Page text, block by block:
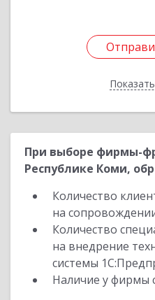
При выборе фирмы-
Республике Коми,
Количество
на
Количество
на внедрение
системы
Наличие у фирмы